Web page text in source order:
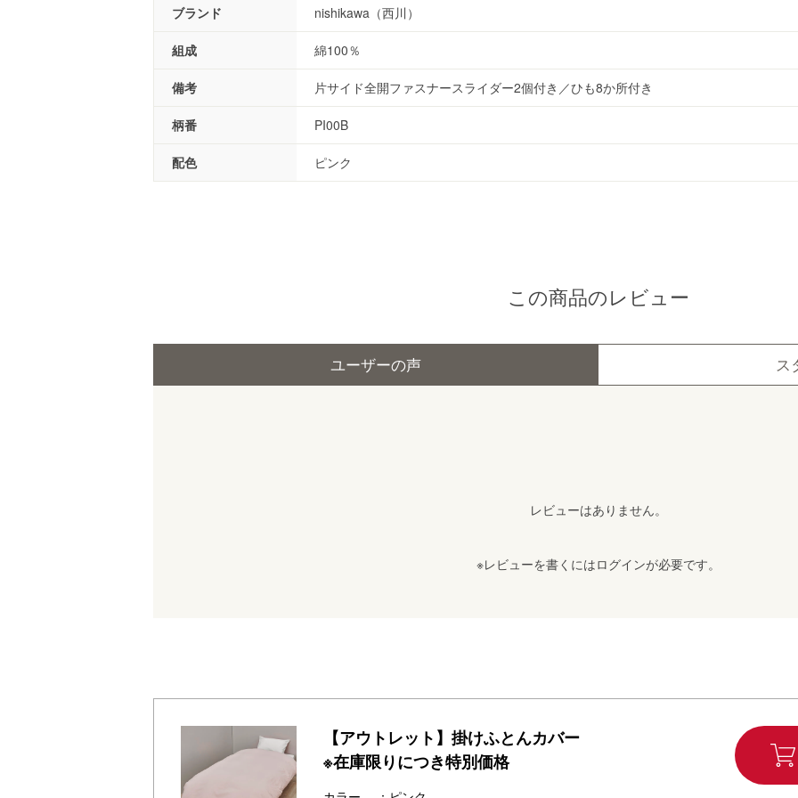
【アウトレット】掛けふとんカバー
※在庫限りにつき特別価格
ブランド nishikawa（西川）
組成 綿100％
備考 片サイド全開ファスナースライダー2個付き／ひも8か所付き
柄番 PI00B
配色 ピンク
この商品のレビュー
ユーザーの声 ス
レビューはありません。
※レビューを書くにはログインが必要です。